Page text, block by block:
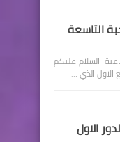
التاسعة
السلام عليكم
الذي …
الاول